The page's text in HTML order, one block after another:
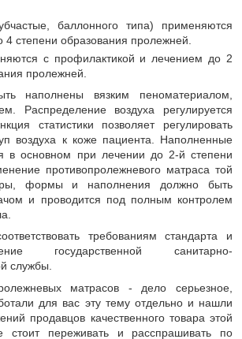
баллонного типа) применяются
4 степени образования пролежней.
с профилактикой и лечением до 2
пролежней.
наполнены вязким пеноматериалом,
Распределение воздуха регулируется
статистики позволяет регулировать
воздуха к коже пациента. Наполненные
в основном при лечении до 2-й степени
противопролежневого матраса той
формы и наполнения должно быть
и проводится под полным контролем
требованиям стандарта и
государственной санитарно-
службы.
матрасов - дело серьезное,
для вас эту тему отдельно и нашли
продавцов качественного товара этой
стоит переживать и расспрашивать по